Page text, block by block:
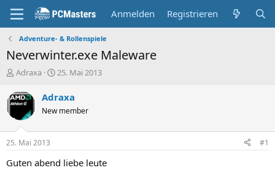
Anmelden Registrieren
Adventure- & Rollenspiele
Neverwinter.exe Maleware
E
s
t
e
r
Adraxa
E
s
e
t
a
25. Mai 2013
Adraxa
New member
25. Mai 2013 #1
Guten abend liebe leute